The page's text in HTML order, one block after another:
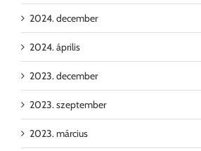
2024. december
2024. április
2023. december
2023. szeptember
2023. március